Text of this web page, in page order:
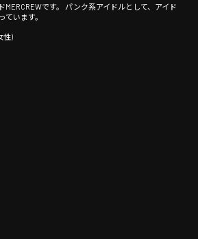
です。 パンク系アイドルとして、アイド
います。
性)